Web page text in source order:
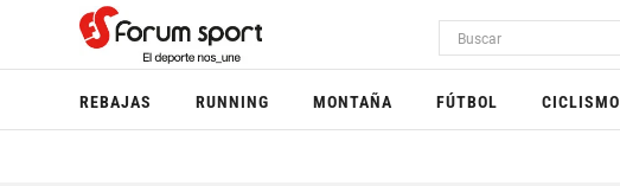
REBAJAS RUNNING MONTAÑA FÚTBOL CICLISMO